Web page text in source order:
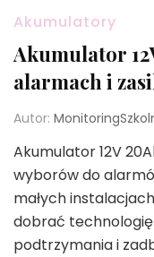
Akumulatory
Akumulator
alarmach i
Autor:
Akumulator 12V
wyborów do
małych
dobrać technologię
podtrzymania i